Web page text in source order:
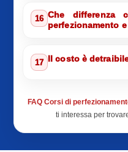
16 Che
perfezionamento
17 Il costo è
FAQ Corsi di
ti interessa per